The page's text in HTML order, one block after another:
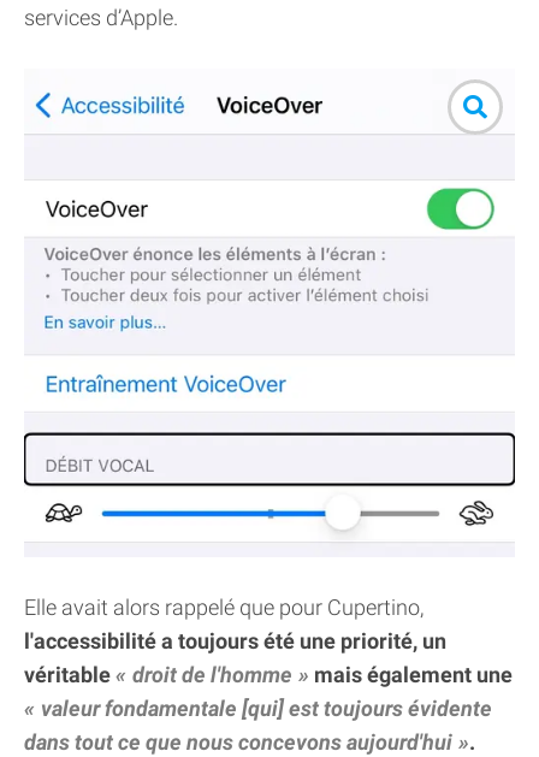
services d’Apple.
Elle avait alors rappelé que pour Cupertino,
l'accessibilité a toujours été une priorité, un
véritable
droit de l'homme
mais également une
valeur fondamentale [qui] est toujours évidente
dans tout ce que nous concevons aujourd'hui
.